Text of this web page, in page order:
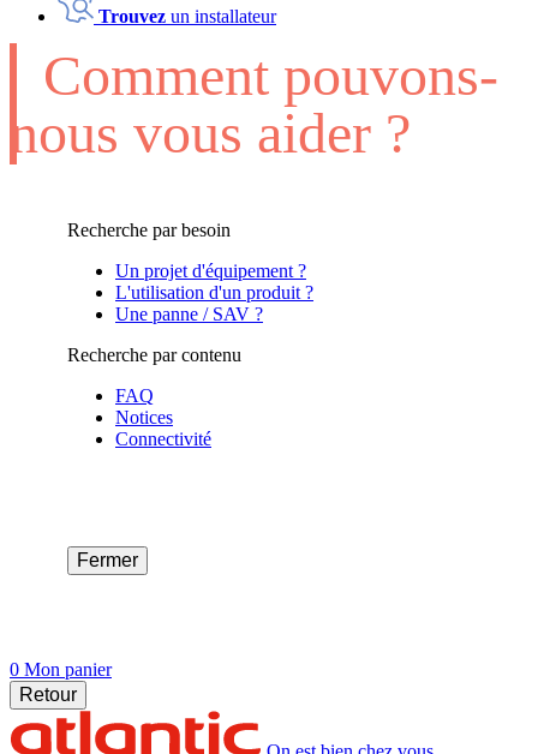
Trouvez un installateur
Comment pouvons-
nous vous aider ?
Recherche par besoin
Un projet d'équipement ?
L'utilisation d'un produit ?
Une panne / SAV ?
Recherche par contenu
FAQ
Notices
Connectivité
Fermer
0 Mon panier
Retour